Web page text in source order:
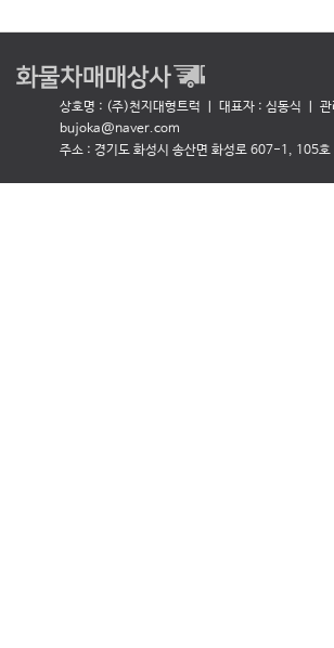
상호명 : (주)천지대형트럭 ㅣ 대표자 : 심동식 ㅣ
bujoka@naver.com
주소 : 경기도 화성시 송산면 화성로 607-1,